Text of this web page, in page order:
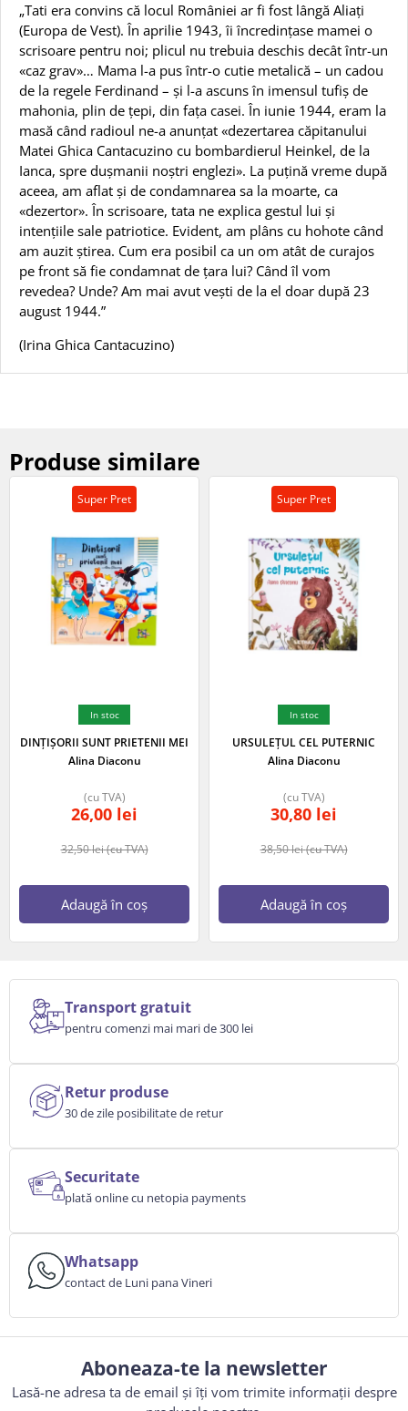
„Tati era convins că locul României ar fi fost lângă Aliați
(Europa de Vest). În aprilie 1943, îi încredințase mamei o
scrisoare pentru noi; plicul nu trebuia deschis decât într-un
«caz grav»… Mama l-a pus într-o cutie metalică – un cadou
de la regele Ferdinand – și l-a ascuns în imensul tufiș de
mahonia, plin de țepi, din fața casei. În iunie 1944, eram la
masă când radioul ne-a anunțat «dezertarea căpitanului
Matei Ghica Cantacuzino cu bombardierul Heinkel, de la
Ianca, spre dușmanii noștri englezi». La puțină vreme după
aceea, am aflat și de condamnarea sa la moarte, ca
«dezertor». În scrisoare, tata ne explica gestul lui și
intențiile sale patriotice. Evident, am plâns cu hohote când
am auzit știrea. Cum era posibil ca un om atât de curajos
pe front să fie condamnat de țara lui? Când îl vom
revedea? Unde? Am mai avut vești de la el doar după 23
august 1944.”
(Irina Ghica Cantacuzino)
Produse similare
Super Pret
In stoc
DINȚIȘORII SUNT PRIETENII MEI
Alina Diaconu
32,50lei(cu TVA)
26,00 lei
(cu TVA)
Adaugă în coș
Super Pret
In stoc
URSULEȚUL CEL PUTERNIC
Alina Diaconu
38,50lei(cu TVA)
30,80 lei
(cu TVA)
Adaugă în coș
Transport gratuit
pentru comenzi mai mari de 300 lei
Retur produse
30 de zile posibilitate de retur
Securitate
plată online cu netopia payments
Whatsapp
contact de Luni pana Vineri
Aboneaza-te la newsletter
Lasă-ne adresa ta de email și îți vom trimite informații despre